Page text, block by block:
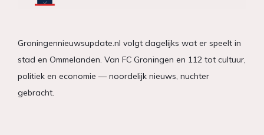
Groningennieuwsupdate.nl volgt dagelijks wat er speelt in
stad en Ommelanden. Van FC Groningen en 112 tot cultuur,
politiek en economie — noordelijk nieuws, nuchter
gebracht.